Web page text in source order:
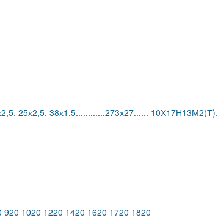
25х2,5, 38х1,5............273х27...... 10Х17Н13М2(Т).
1020 1220 1420 1620 1720 1820